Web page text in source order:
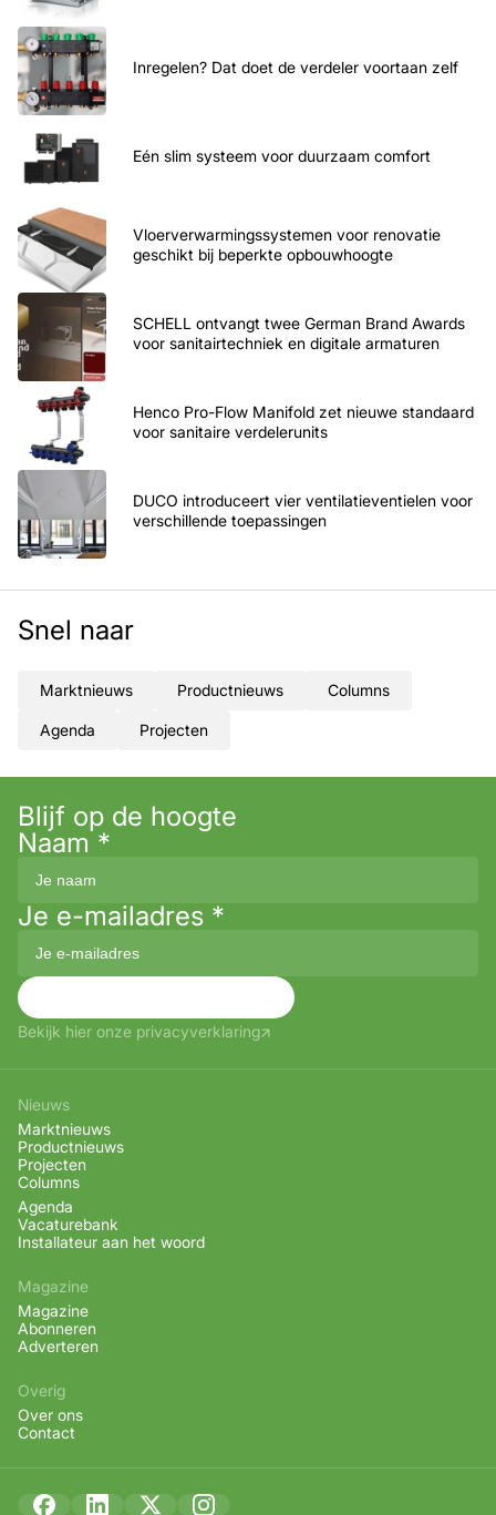
Inregelen? Dat doet de verdeler voortaan zelf
Eén slim systeem voor duurzaam comfort
Vloerverwarmingssystemen voor renovatie
geschikt bij beperkte opbouwhoogte
SCHELL ontvangt twee German Brand Awards
voor sanitairtechniek en digitale armaturen
Henco Pro-Flow Manifold zet nieuwe standaard
voor sanitaire verdelerunits
DUCO introduceert vier ventilatieventielen voor
verschillende toepassingen
Snel naar
Marktnieuws Productnieuws Columns
Agenda Projecten
Blijf op de hoogte
Naam *
Je e-mailadres *
Bekijk hier onze privacyverklaring
Nieuws
Marktnieuws
Productnieuws
Projecten
Columns
Agenda
Vacaturebank
Installateur aan het woord
Magazine
Magazine
Abonneren
Adverteren
Overig
Over ons
Contact